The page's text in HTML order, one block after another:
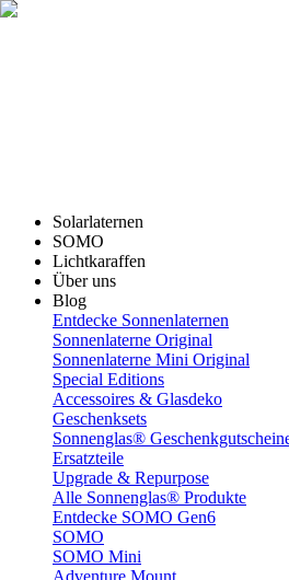
Solarlaternen
SOMO
Lichtkaraffen
Über uns
Blog
Entdecke Sonnenlaternen
Sonnenlaterne Original
Sonnenlaterne Mini Original
Special Editions
Accessoires & Glasdeko
Geschenksets
Sonnenglas®
Ersatzteile
Upgrade & Repurpose
Alle Sonnenglas® Produkte
Entdecke SOMO Gen6
SOMO
SOMO Mini